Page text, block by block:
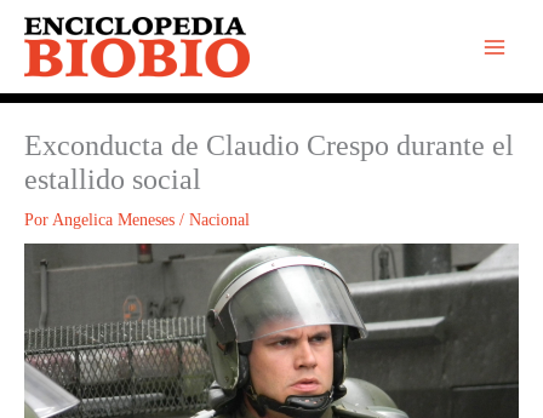
contenido
Exconducta de Claudio Crespo durante el
estallido social
Por Angelica Meneses / Nacional